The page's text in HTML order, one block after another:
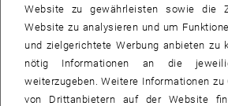
28 Juli 2026
28
JULI 26
16:00-bis
17:00
Website zu gewährleisten sowie die
Website zu analysieren und um
und zielgerichtete Werbung anbieten zu
nötig Informationen an die
weiterzugeben. Weitere Informationen zu
von Drittanbietern auf der Website